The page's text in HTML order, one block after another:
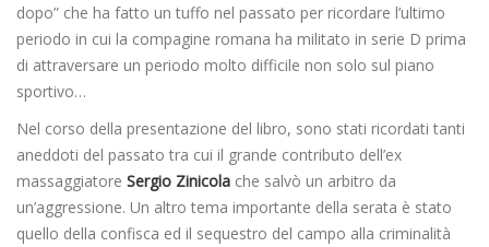
dopo” che ha fatto un tuffo nel passato per ricordare l’ultimo
periodo in cui la compagine romana ha militato in serie D prima
di attraversare un periodo molto difficile non solo sul piano
sportivo…
Nel corso della presentazione del libro, sono stati ricordati tanti
aneddoti del passato tra cui il grande contributo dell’ex
massaggiatore Sergio Zinicola che salvò un arbitro da
un’aggressione. Un altro tema importante della serata è stato
quello della confisca ed il sequestro del campo alla criminalità